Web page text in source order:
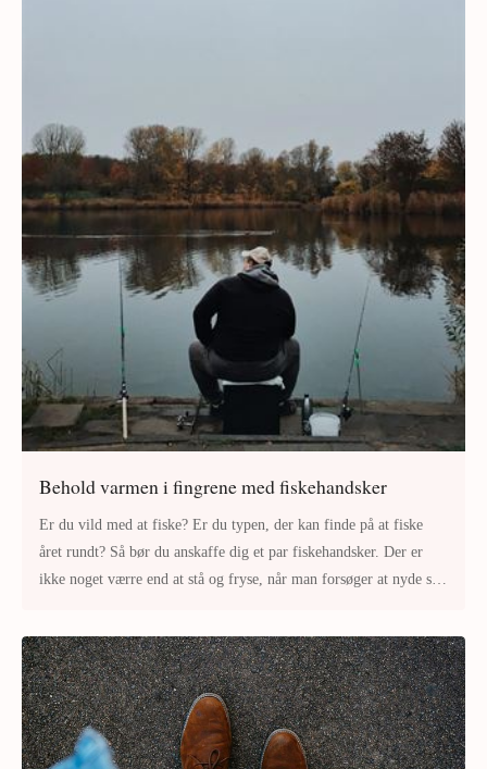
Behold varmen i fingrene med fiskehandsker
Er du vild med at fiske? Er du typen, der kan finde på at fiske
året rundt? Så bør du anskaffe dig et par fiskehandsker. Der er
ikke noget værre end at stå og fryse, når man forsøger at nyde sin